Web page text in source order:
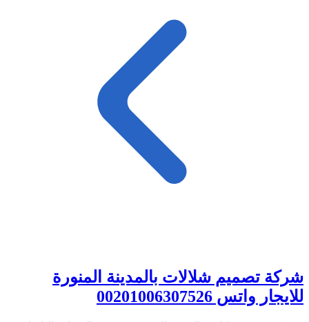
شركة تصميم شلالات بالمدينة المنورة
للايجار واتس 00201006307526